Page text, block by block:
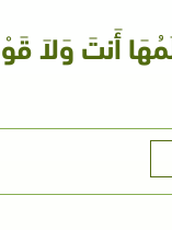
أَنتَ وَلاَ